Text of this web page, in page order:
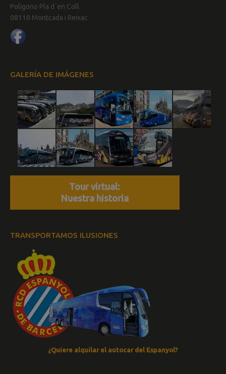
Poligono Pla d´en Coll.
08110 Montcada i Reixac
GALERÍA DE IMÁGENES
Tour virtual:
Nuestra historia
TRANSPORTAMOS ILUSIONES
¿Quiere alquilar el autocar del Espanyol?